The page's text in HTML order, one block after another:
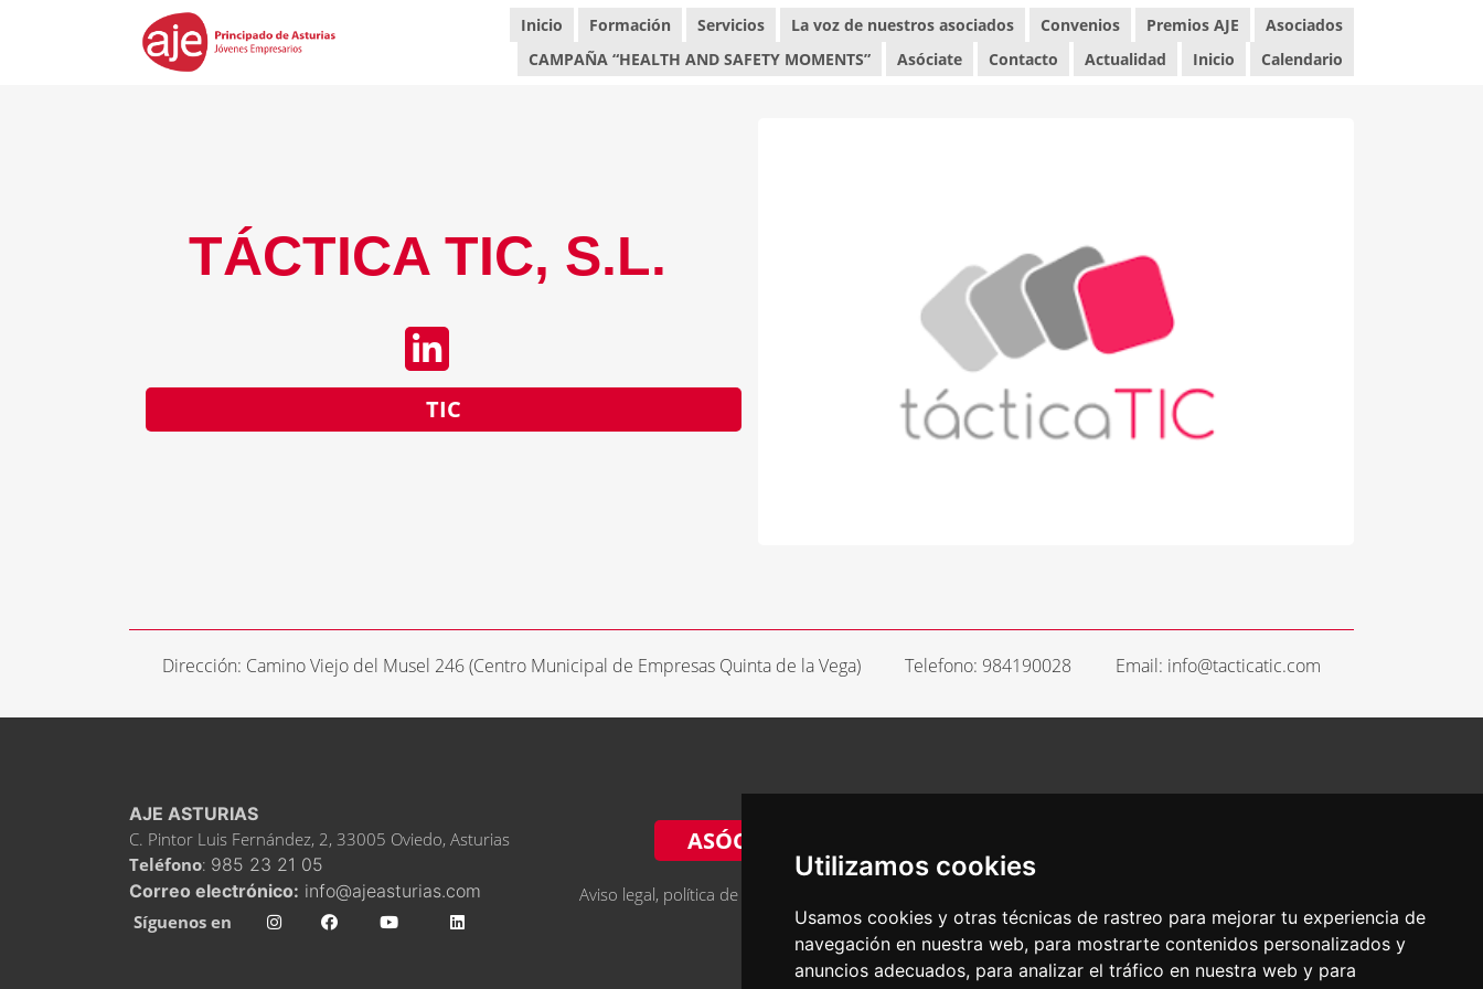
Utilizamos cookies
Usamos cookies y otras técnicas de rastreo para mejorar tu experiencia de
navegación en nuestra web, para mostrarte contenidos personalizados y
anuncios adecuados, para analizar el tráfico en nuestra web y para
Inicio Formación Servicios La voz de nuestros asociados Convenios Premios AJE
Asociados
CAMPAÑA “HEALTH AND SAFETY MOMENTS”
Asóciate Contacto Actualidad Inicio Calendario
TÁCTICA TIC, S.L.
TIC
Dirección: Camino Viejo del Musel 246 (Centro Municipal de Empresas Quinta de la Vega) Telefono: 984190028 Email: info@tacticatic.com
AJE ASTURIAS
C. Pintor Luis Fernández, 2, 33005 Oviedo, Asturias
Teléfono: 985 23 21 05
Correo electrónico: info@ajeasturias.com
Síguenos en
ASÓCIATE
Aviso legal, política de privacidad y cookies